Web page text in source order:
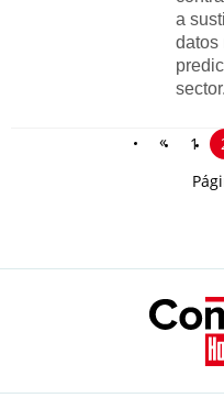
a
datos
sector.
« 1